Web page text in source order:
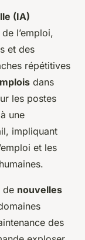
(IA)
l’emploi,
et des
répétitives
dans
les postes
une
impliquant
et les
de nouvelles
des